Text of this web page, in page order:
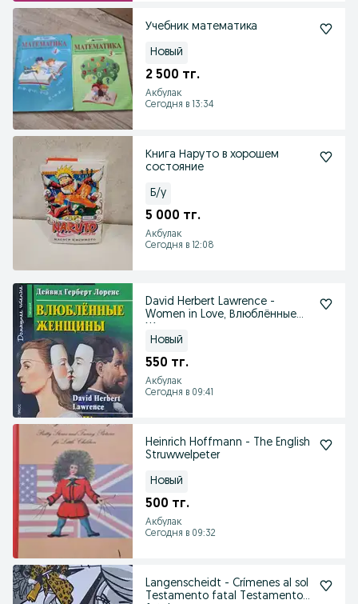
Учебник математика
Новый
2 500 тг.
Акбулак
Сегодня в 13:34
Книга Наруто в хорошем
состояние
Б/у
5 000 тг.
Акбулак
Сегодня в 12:08
David Herbert Lawrence -
Women in Love, Влюблённые
Новый
550 тг.
Акбулак
Сегодня в 09:41
Heinrich Hoffmann - The English
Struwwelpeter
Новый
500 тг.
Акбулак
Сегодня в 09:32
Langenscheidt - Crímenes al sol
Testamento fatal Testamento